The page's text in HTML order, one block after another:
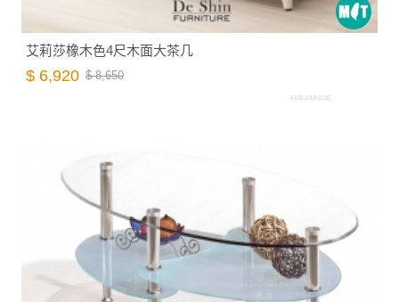
艾莉莎橡木色4尺木面大茶几
$ 6,920 $ 8,650
A105.049-2.26